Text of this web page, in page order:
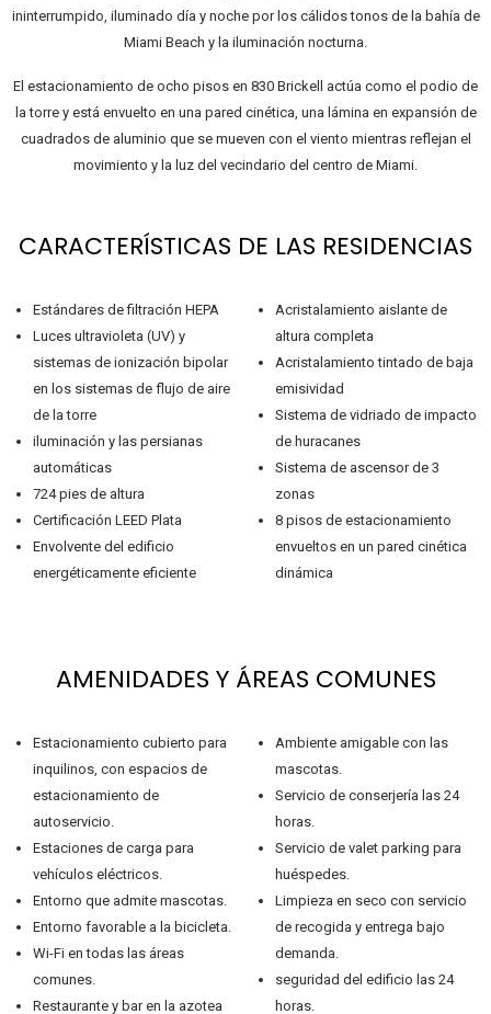
ininterrumpido, iluminado día y noche por los cálidos tonos de la bahía de
Miami Beach y la iluminación nocturna.
El estacionamiento de ocho pisos en 830 Brickell actúa como el podio de
la torre y está envuelto en una pared cinética, una lámina en expansión de
cuadrados de aluminio que se mueven con el viento mientras reflejan el
movimiento y la luz del vecindario del centro de Miami.
CARACTERÍSTICAS DE LAS RESIDENCIAS
Estándares de filtración HEPA
Luces ultravioleta (UV) y
sistemas de ionización bipolar
en los sistemas de flujo de aire
de la torre
iluminación y las persianas
automáticas
724 pies de altura
Certificación LEED Plata
Envolvente del edificio
energéticamente eficiente
Acristalamiento aislante de
altura completa
Acristalamiento tintado de baja
emisividad
Sistema de vidriado de impacto
de huracanes
Sistema de ascensor de 3
zonas
8 pisos de estacionamiento
envueltos en un pared cinética
dinámica
AMENIDADES Y ÁREAS COMUNES
Estacionamiento cubierto para
inquilinos, con espacios de
estacionamiento de
autoservicio.
Estaciones de carga para
vehículos eléctricos.
Entorno que admite mascotas.
Entorno favorable a la bicicleta.
Wi-Fi en todas las áreas
comunes.
Restaurante y bar en la azotea
Ambiente amigable con las
mascotas.
Servicio de conserjería las 24
horas.
Servicio de valet parking para
huéspedes.
Limpieza en seco con servicio
de recogida y entrega bajo
demanda.
seguridad del edificio las 24
horas.